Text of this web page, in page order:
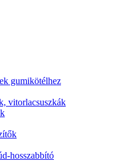
gumikötélhez
vitorlacsuszkák
hosszabbító